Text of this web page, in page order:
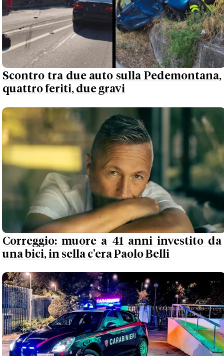
Scontro tra due auto sulla Pedemontana,
quattro feriti, due gravi
Correggio: muore a 41 anni investito da
una bici, in sella c'era Paolo Belli